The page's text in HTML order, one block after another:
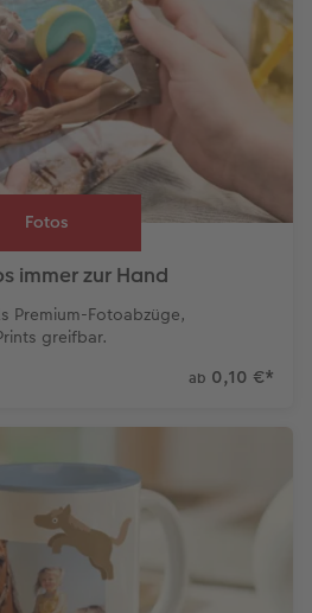
Fotos
immer zur Hand
Premium-Fotoabzüge,
greifbar.
ab 0,10 €*